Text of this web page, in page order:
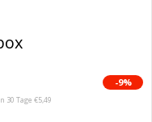
-9%
Tage €5,49